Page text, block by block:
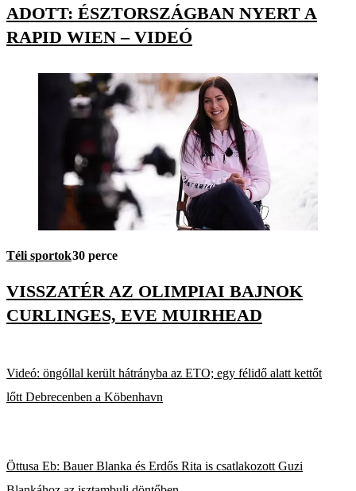
ADOTT: ÉSZTORSZÁGBAN NYERT A
RAPID WIEN – VIDEÓ
Téli sportok30 perce
VISSZATÉR AZ OLIMPIAI BAJNOK
CURLINGES, EVE MUIRHEAD
Videó: öngóllal került hátrányba az ETO; egy félidő alatt kettőt
lőtt Debrecenben a Köbenhavn
Öttusa Eb: Bauer Blanka és Erdős Rita is csatlakozott Guzi